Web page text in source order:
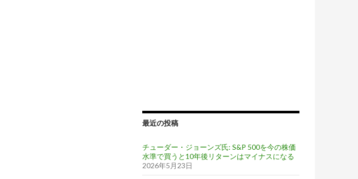
最近の投稿
チューダー・ジョーンズ氏: S&P 500を今の株価
水準で買うと10年後リターンはマイナスになる
2026年5月23日